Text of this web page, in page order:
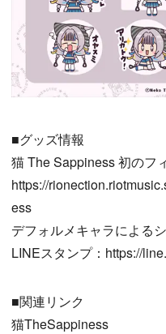
■グッズ情報
猫 The Sappiness 初のフ
https://
ess
デフォルメキャラによる
LINEスタンプ：https://
■関連リンク
猫TheSappiness